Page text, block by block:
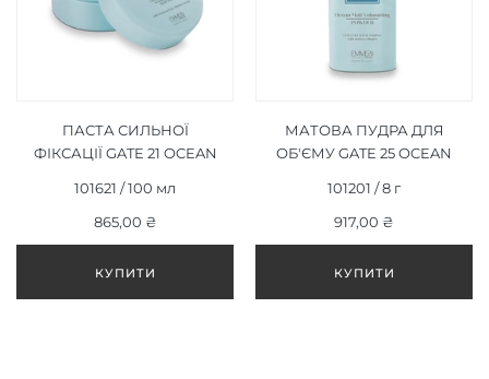
ПАСТА СИЛЬНОЇ
ФІКСАЦІЇ GATE 21 OCEAN
ML
101621 / 100 мл
865,00 ₴
МАТОВА ПУДРА ДЛЯ
ОБ'ЄМУ GATE 25 OCEAN
POWDER 8 Г
101201 / 8 г
917,00 ₴